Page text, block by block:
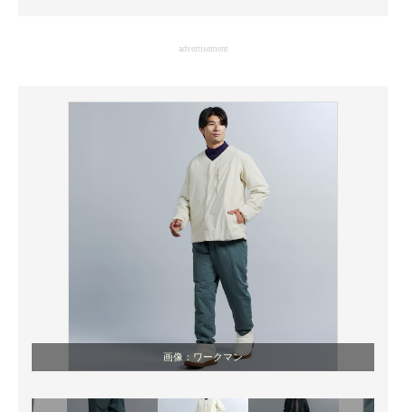
advertisement
画像：ワークマン